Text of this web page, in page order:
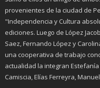
provenientes de la ciudad de
"Independencia y Cultura
ediciones. Luego de López
Saez, Fernando López y
una cooperativa de trabajo
actualidad la integran
Camiscia, Elías Ferreyra,